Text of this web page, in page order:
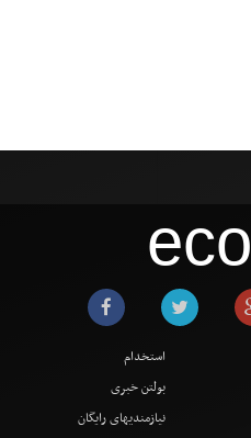
eco
استخدام
بولتن خبری
نیازمندیهای رایگان